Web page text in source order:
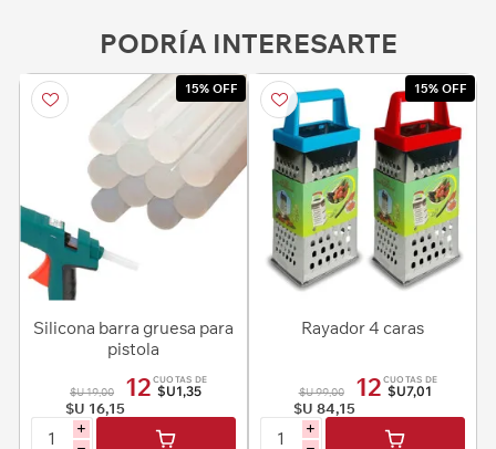
PODRÍA INTERESARTE
15% OFF
Silicona barra gruesa para
pistola
$U 19,00
$U 16,15
12 CUOTAS DE
$U1,35
i
15% OFF
Rayador 4 caras
$U 99,00
$U 84,15
12 CUOTAS DE
$U7,01
i